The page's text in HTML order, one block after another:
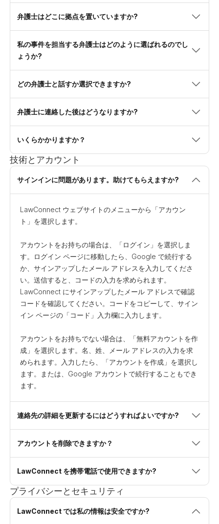
弁護士はどこに拠点を置いていますか?
私の事件を担当する弁護士はどのように選ばれるのでし
ょうか?
どの弁護士と話すか選択できますか?
弁護士に連絡した後はどうなりますか?
いくらかかりますか？
技術とアカウント
サインインに問題があります。助けてもらえますか?
LawConnect ウェブサイトのメニューから「アカウン
ト」を選択します。
アカウントをお持ちの場合は、「ログイン」を選択しま
す。ログイン ページに移動したら、Google で続行する
か、サインアップしたメール アドレスを入力してくださ
い。送信すると、コードの入力を求められます。
LawConnect にサインアップしたメール アドレスで確認
コードを確認してください。コードをコピーして、サイン
イン ページの「コード」入力欄に入力します。
アカウントをお持ちでない場合は、「無料アカウントを作
成」を選択します。名、姓、メール アドレスの入力を求
められます。入力したら、「アカウントを作成」を選択し
ます。または、Google アカウントで続行することもでき
ます。
連絡先の詳細を更新するにはどうすればよいですか?
アカウントを削除できますか？
LawConnect を携帯電話で使用できますか?
プライバシーとセキュリティ
LawConnect では私の情報は安全ですか?